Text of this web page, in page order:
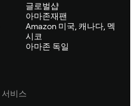
글로벌샵
아마존재팬
Amazon 미국, 캐나다, 멕
시코
아마존 독일
서비스